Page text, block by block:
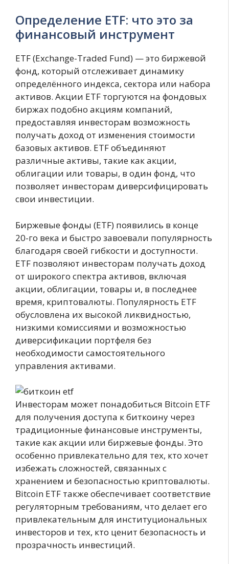
Определение ETF: что это за
финансовый инструмент
ETF (Exchange-Traded Fund) — это биржевой
фонд, который отслеживает динамику
определённого индекса, сектора или набора
активов. Акции ETF торгуются на фондовых
биржах подобно акциям компаний,
предоставляя инвесторам возможность
получать доход от изменения стоимости
базовых активов. ETF объединяют
различные активы, такие как акции,
облигации или товары, в один фонд, что
позволяет инвесторам диверсифицировать
свои инвестиции.
Биржевые фонды (ETF) появились в конце
20-го века и быстро завоевали популярность
благодаря своей гибкости и доступности.
ETF позволяют инвесторам получать доход
от широкого спектра активов, включая
акции, облигации, товары и, в последнее
время, криптовалюты. Популярность ETF
обусловлена их высокой ликвидностью,
низкими комиссиями и возможностью
диверсификации портфеля без
необходимости самостоятельного
управления активами.
Инвесторам может понадобиться Bitcoin ETF
для получения доступа к биткоину через
традиционные финансовые инструменты,
такие как акции или биржевые фонды. Это
особенно привлекательно для тех, кто хочет
избежать сложностей, связанных с
хранением и безопасностью криптовалюты.
Bitcoin ETF также обеспечивает соответствие
регуляторным требованиям, что делает его
привлекательным для институциональных
инвесторов и тех, кто ценит безопасность и
прозрачность инвестиций.